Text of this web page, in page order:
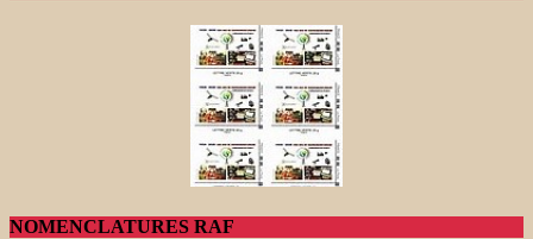
NOMENCLATURES RAF